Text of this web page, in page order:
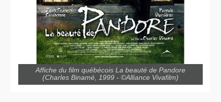
Affiche du film québécois La beauté de Pandore
(Charles Binamé, 1999 - ©Alliance Vivafilm)